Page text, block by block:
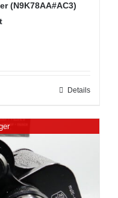
(N9K78AA#AC3)
Details